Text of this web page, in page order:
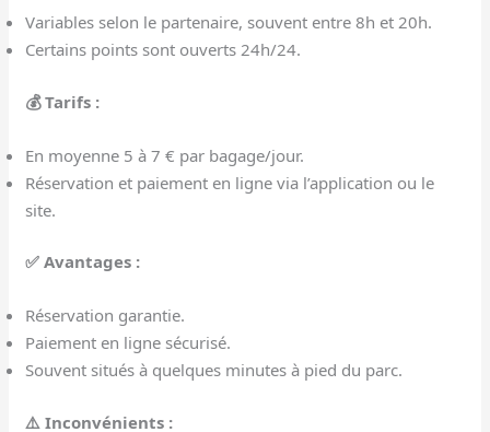
Variables selon le partenaire, souvent entre 8h et 20h.
Certains points sont ouverts 24h/24.
💰 Tarifs :
En moyenne 5 à 7 € par bagage/jour.
Réservation et paiement en ligne via l’application ou le
site.
✅ Avantages :
Réservation garantie.
Paiement en ligne sécurisé.
Souvent situés à quelques minutes à pied du parc.
⚠️ Inconvénients :